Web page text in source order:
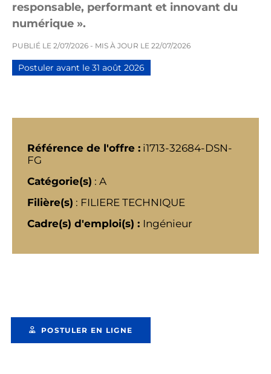
responsable, performant et innovant du
numérique ».
PUBLIÉ LE 2/07/2026 - MIS À JOUR LE 22/07/2026
Postuler avant le 31 août 2026
Référence de l'offre : i1713-32684-DSN-
FG
Catégorie(s) : A
Filière(s) : FILIERE TECHNIQUE
Cadre(s) d'emploi(s) : Ingénieur
POSTULER EN LIGNE